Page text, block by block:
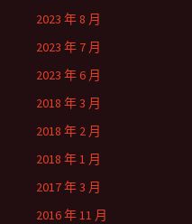
2023 年 8 月
2023 年 7 月
2023 年 6 月
2018 年 3 月
2018 年 2 月
2018 年 1 月
2017 年 3 月
2016 年 11 月